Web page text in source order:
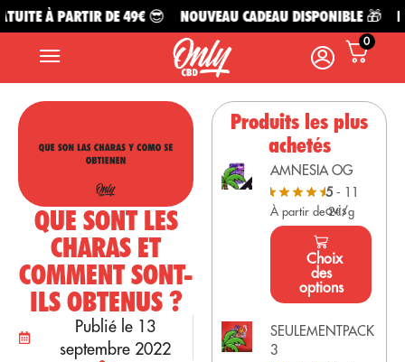
À PARTIR DE 49€ 😎 NOUVEAU CADEAU DISPONIBLE 🎁
0
QUE SONT LES
CHARAS ET
COMMENT SONT-
ILS OBTENUS ?
Publié le 13
septembre 2022
Produits les plus
achetés
AMNESIA OG
5- 11
avis
À partir de 2€/g
Choix
des
options
SEULEMENTPACK
3